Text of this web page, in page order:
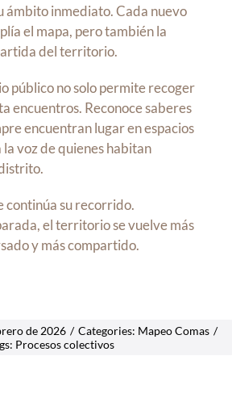
ámbito inmediato. Cada nuevo
el mapa, pero también la
del territorio.
público no solo permite recoger
encuentros. Reconoce saberes
encuentran lugar en espacios
voz de quienes habitan
continúa su recorrido.
el territorio se vuelve más
y más compartido.
de 2026 / Categories: Mapeo Comas /
Procesos colectivos